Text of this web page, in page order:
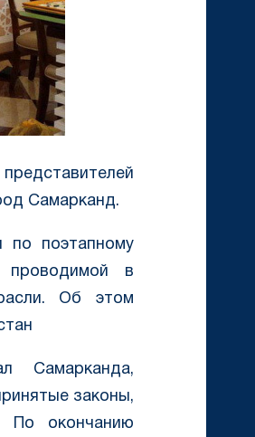
Самарканд.
по поэтапному
в
Об этом
Самарканда,
законы,
По окончанию